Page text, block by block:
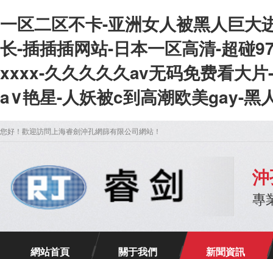
一区二区不卡-亚洲女人被黑人巨大
长-插插插网站-日本一区高清-超碰
xxxx-久久久久久av无码免费看大
a∨艳星-人妖被c到高潮欧美gay-黑
您好！歡迎訪問上海睿劍沖孔網篩有限公司網站！
專
網站首頁 關于我們 新聞資訊